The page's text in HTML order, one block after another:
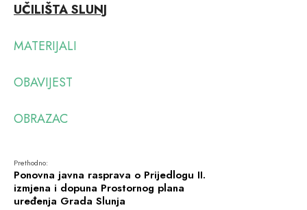
UČILIŠTA SLUNJ
MATERIJALI
OBAVIJEST
OBRAZAC
Prethodno:
Ponovna javna rasprava o Prijedlogu II.
izmjena i dopuna Prostornog plana
uređenja Grada Slunja